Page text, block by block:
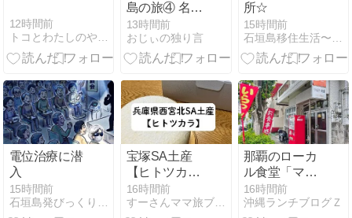
12時間前
島の旅④ 名蔵
シーラ原へポ
タリング(3) 石
垣島のお米の
蔵シーラ原」
13時間前
おじぃの独り言
所☆
15時間前
電位治療に潜
入
15時間前
宝塚SA土産
【ヒトツカ
ラ】濃厚レア
チーズケーキ
16時間前
すーさんママ旅ブログ
那覇のローカ
ル食堂「マル
ミヤ食堂」で
ベストスタン
16時間前
沖縄ランチブログＺ